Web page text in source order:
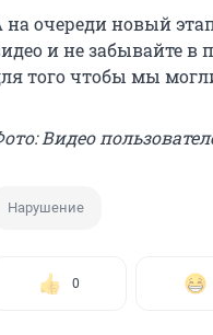
на очереди новый
и не забывайте в
того чтобы мы
Видео
Нарушение
0